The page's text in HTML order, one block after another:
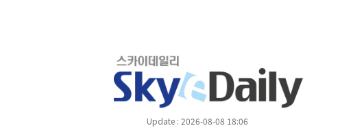
Update : 2026-08-08 18:06